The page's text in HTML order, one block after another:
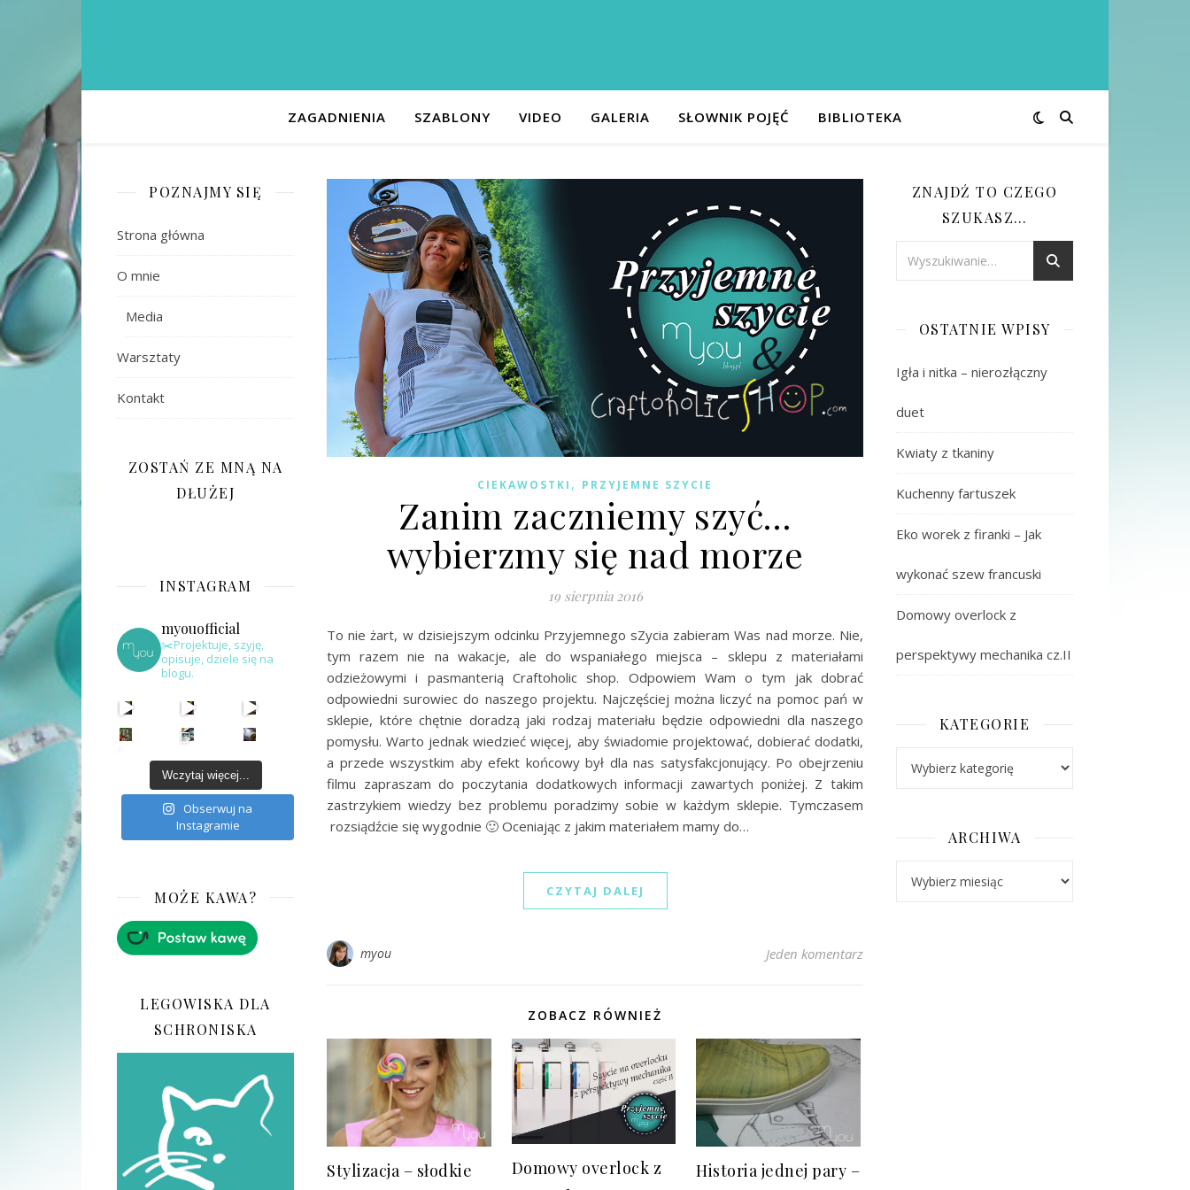
ZAGADNIENIA SZABLONY VIDEO GALERIA SŁOWNIK POJĘĆ BIBLIOTEKA
POZNAJMY SIĘ
Strona główna
O mnie
Media
Warsztaty
Kontakt
ZOSTAŃ ZE MNĄ NA
DŁUŻEJ
INSTAGRAM
myouofficial
✂️Projektuje, szyję,
opisuje, dziele się na
blogu.
Wczytaj więcej...
Obserwuj na
Instagramie
MOŻE KAWA?
LEGOWISKA DLA
SCHRONISKA
CIEKAWOSTKI , PRZYJEMNE SZYCIE
Zanim zaczniemy szyć…
wybierzmy się nad morze
19 sierpnia 2016
To nie żart, w dzisiejszym odcinku Przyjemnego sZycia zabieram Was nad morze. Nie,
tym razem nie na wakacje, ale do wspaniałego miejsca – sklepu z materiałami
odzieżowymi i pasmanterią Craftoholic shop. Odpowiem Wam o tym jak dobrać
odpowiedni surowiec do naszego projektu. Najczęściej można liczyć na pomoc pań w
sklepie, które chętnie doradzą jaki rodzaj materiału będzie odpowiedni dla naszego
pomysłu. Warto jednak wiedzieć więcej, aby świadomie projektować, dobierać dodatki,
a przede wszystkim aby efekt końcowy był dla nas satysfakcjonujący. Po obejrzeniu
filmu zapraszam do poczytania dodatkowych informacji zawartych poniżej. Z takim
zastrzykiem wiedzy bez problemu poradzimy sobie w każdym sklepie. Tymczasem
rozsiądźcie się wygodnie 🙂 Oceniając z jakim materiałem mamy do…
CZYTAJ DALEJ
myou Jeden komentarz
ZOBACZ RÓWNIEŻ
Stylizacja – słodkie
Domowy overlock z
Historia jednej pary –
ZNAJDŹ TO CZEGO
SZUKASZ…
OSTATNIE WPISY
Igła i nitka – nierozłączny
duet
Kwiaty z tkaniny
Kuchenny fartuszek
Eko worek z firanki – Jak
wykonać szew francuski
Domowy overlock z
perspektywy mechanika cz.II
KATEGORIE
ARCHIWA